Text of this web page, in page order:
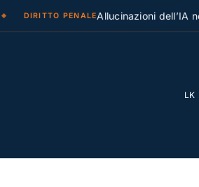
DIRITTO PENALEAllucinazioni dell’IA negli
LK